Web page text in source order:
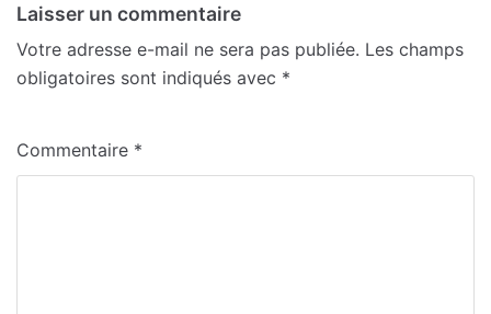
Laisser un commentaire
Votre adresse e-mail ne sera pas publiée. Les champs
obligatoires sont indiqués avec *
Commentaire *